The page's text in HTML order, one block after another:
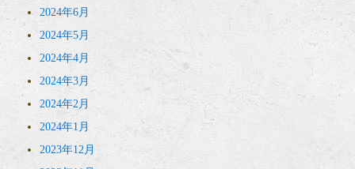
2024年6月
2024年5月
2024年4月
2024年3月
2024年2月
2024年1月
2023年12月